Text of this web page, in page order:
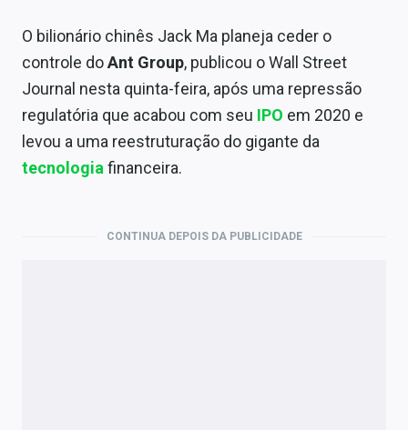
Mercados
Empresas
O bilionário chinês Jack Ma planeja ceder o
controle doAnt Group, publicou o Wall Street
Journal nesta quinta-feira, após uma repressão
regulatória que acabou com seu IPO em 2020 e
levou a uma reestruturação do gigante da
tecnologiafinanceira.
CONTINUA DEPOIS DA PUBLICIDADE